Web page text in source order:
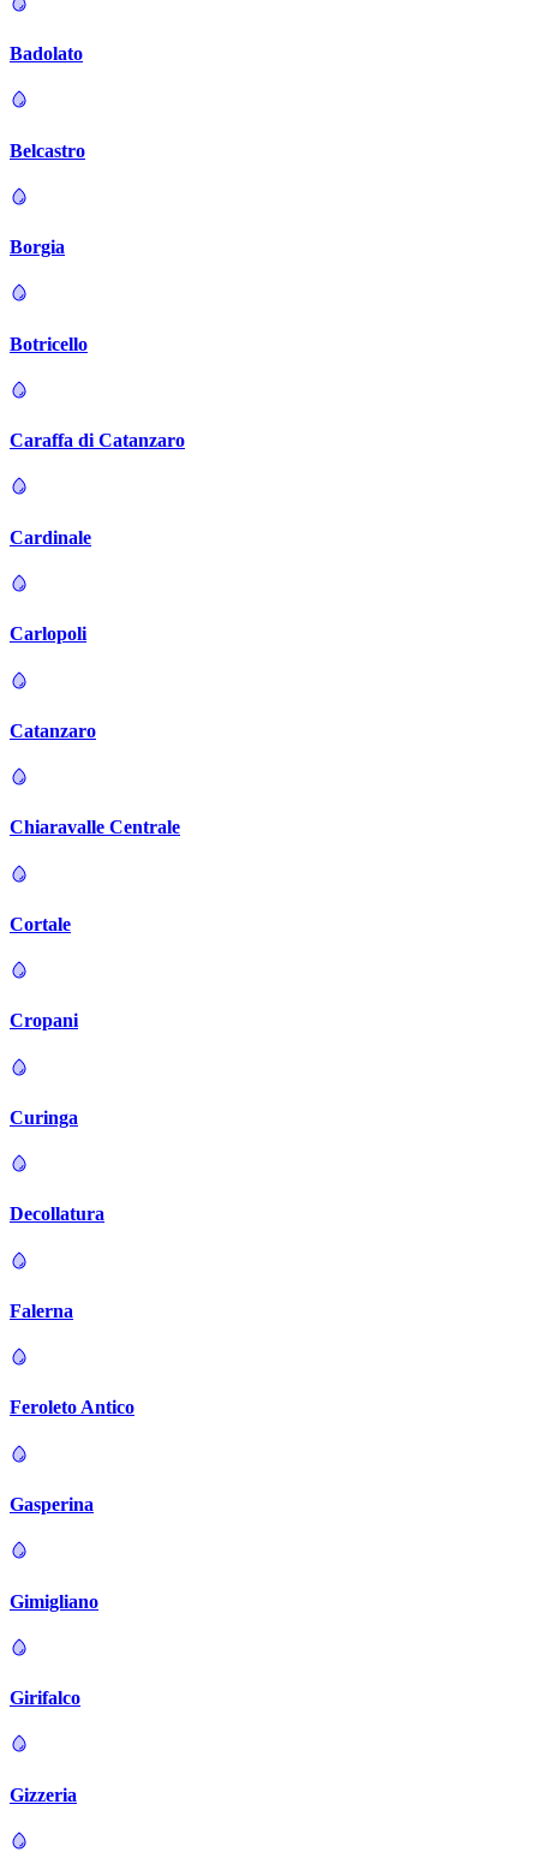
Badolato
Belcastro
Borgia
Botricello
Caraffa di Catanzaro
Cardinale
Carlopoli
Catanzaro
Chiaravalle Centrale
Cortale
Cropani
Curinga
Decollatura
Falerna
Feroleto Antico
Gasperina
Gimigliano
Girifalco
Gizzeria